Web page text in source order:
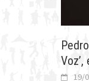
19/